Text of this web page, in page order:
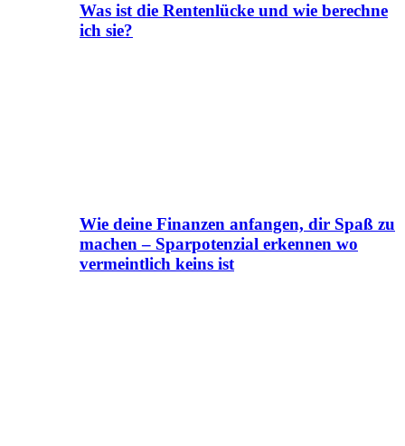
Was ist die Rentenlücke und wie berechne
ich sie?
Wie deine Finanzen anfangen, dir Spaß zu
machen – Sparpotenzial erkennen wo
vermeintlich keins ist